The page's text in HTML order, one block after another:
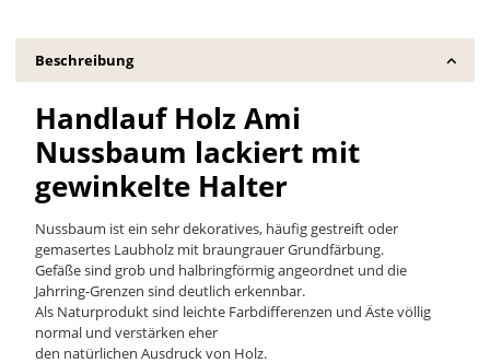
Beschreibung
Handlauf Holz Ami
Nussbaum lackiert mit
gewinkelte Halter
Nussbaum ist ein sehr dekoratives, häufig gestreift oder
gemasertes Laubholz mit braungrauer Grundfärbung.
Gefäße sind grob und halbringförmig angeordnet und die
Jahrring-Grenzen sind deutlich erkennbar.
Als Naturprodukt sind leichte Farbdifferenzen und Äste völlig
normal und verstärken eher
den natürlichen Ausdruck von Holz.